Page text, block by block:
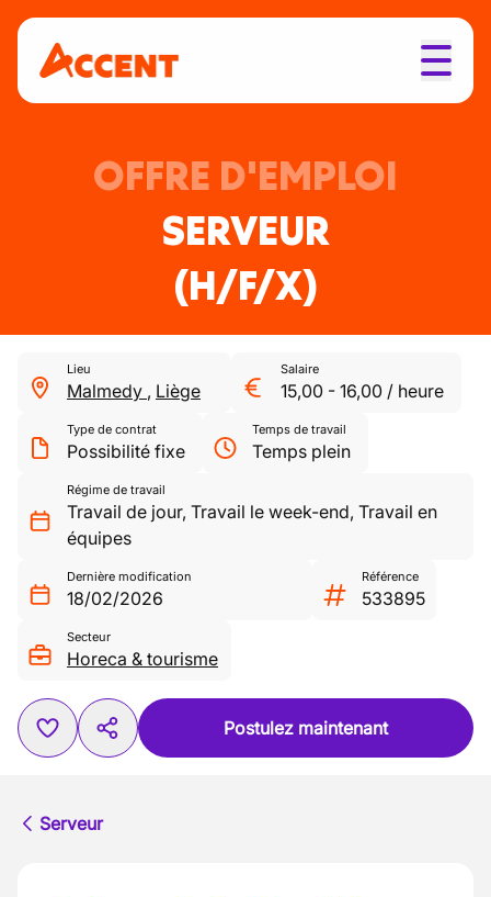
OFFRE D'EMPLOI
SERVEUR
(H/F/X)
Lieu
Malmedy , Liège
Salaire
15,00 - 16,00 / heure
Type de contrat
Possibilité fixe
Temps de travail
Temps plein
Régime de travail
Travail de jour, Travail le week-end, Travail en
équipes
Dernière modification
18/02/2026
Référence
533895
Secteur
Horeca & tourisme
Postulez maintenant
Serveur